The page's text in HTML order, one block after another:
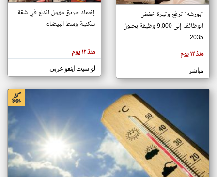
مصادر الأخبار من المغرب
اخبار المغرب على مدار الساعة
أهم اخبار المغرب العاجلة والمباشرة
المقالات
الموجوده
هنا عن
كاتبيها.
"بورشه" ترفع وتيرة خفض
الوظائف إلى 9,000 وظيفة بحلول
2035
منذ ١٢ يوم
مباشر
إخماد حريق مهول اندلع في شقة
سكنية وسط البيضاء
منذ ١٢ يوم
لو سيت اينفو عربي
klyoum.com